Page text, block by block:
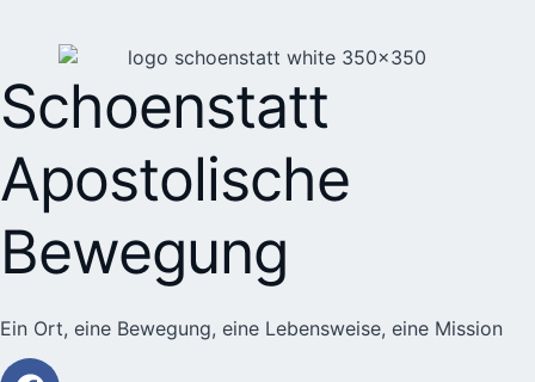
Schoenstatt
Apostolische
Bewegung
Ein Ort, eine Bewegung, eine Lebensweise, eine Mission